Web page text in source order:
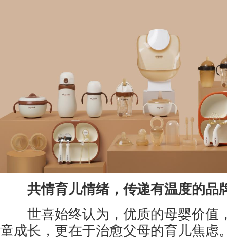
共情育儿情绪，传递有温度的品
世喜始终认为，优质的母婴价值
童成长，更在于治愈父母的育儿焦虑